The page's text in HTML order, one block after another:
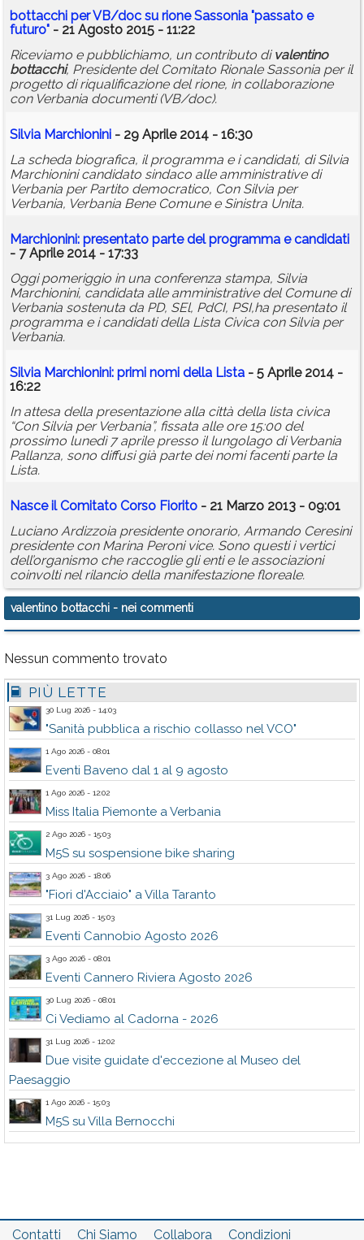
bottacchi per VB/doc su rione Sassonia "passato e
futuro" - 21 Agosto 2015 - 11:22
Riceviamo e pubblichiamo, un contributo di valentino
bottacchi, Presidente del Comitato Rionale Sassonia per il
progetto di riqualificazione del rione, in collaborazione
con Verbania documenti (VB/doc).
Silvia Marchionini - 29 Aprile 2014 - 16:30
La scheda biografica, il programma e i candidati, di Silvia
Marchionini candidato sindaco alle amministrative di
Verbania per Partito democratico, Con Silvia per
Verbania, Verbania Bene Comune e Sinistra Unita.
Marchionini: presentato parte del programma e candidati
- 7 Aprile 2014 - 17:33
Oggi pomeriggio in una conferenza stampa, Silvia
Marchionini, candidata alle amministrative del Comune di
Verbania sostenuta da PD, SEl, PdCI, PSI,ha presentato il
programma e i candidati della Lista Civica con Silvia per
Verbania.
Silvia Marchionini: primi nomi della Lista - 5 Aprile 2014 -
16:22
In attesa della presentazione alla città della lista civica
“Con Silvia per Verbania”, fissata alle ore 15:00 del
prossimo lunedì 7 aprile presso il lungolago di Verbania
Pallanza, sono diffusi già parte dei nomi facenti parte la
Lista.
Nasce il Comitato Corso Fiorito - 21 Marzo 2013 - 09:01
Luciano Ardizzoia presidente onorario, Armando Ceresini
presidente con Marina Peroni vice. Sono questi i vertici
dell’organismo che raccoglie gli enti e le associazioni
coinvolti nel rilancio della manifestazione floreale.
valentino bottacchi - nei commenti
Nessun commento trovato
PIÙ LETTE
30 Lug 2026 - 14:03
"Sanità pubblica a rischio collasso nel VCO"
1 Ago 2026 - 08:01
Eventi Baveno dal 1 al 9 agosto
1 Ago 2026 - 12:02
Miss Italia Piemonte a Verbania
2 Ago 2026 - 15:03
M5S su sospensione bike sharing
3 Ago 2026 - 18:06
"Fiori d'Acciaio" a Villa Taranto
31 Lug 2026 - 15:03
Eventi Cannobio Agosto 2026
3 Ago 2026 - 08:01
Eventi Cannero Riviera Agosto 2026
30 Lug 2026 - 08:01
Ci Vediamo al Cadorna - 2026
31 Lug 2026 - 12:02
Due visite guidate d'eccezione al Museo del
Paesaggio
1 Ago 2026 - 15:03
M5S su Villa Bernocchi
Contatti Chi Siamo Collabora Condizioni